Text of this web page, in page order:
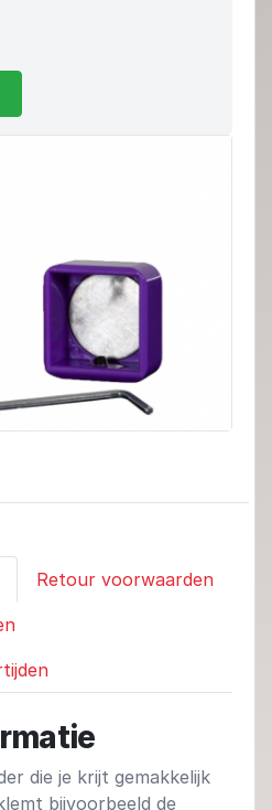
Retour voorwaarden
die je krijt gemakkelijk
bijvoorbeeld de